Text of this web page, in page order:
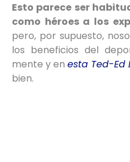
Esto parece ser
como héroes a los
pero, por supuesto,
los beneficios del
mente y en esta Ted-Ed
bien.